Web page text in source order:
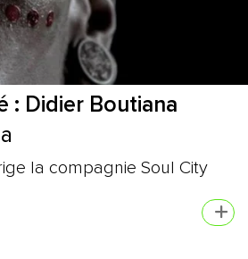
: Didier Boutiana
la compagnie Soul City